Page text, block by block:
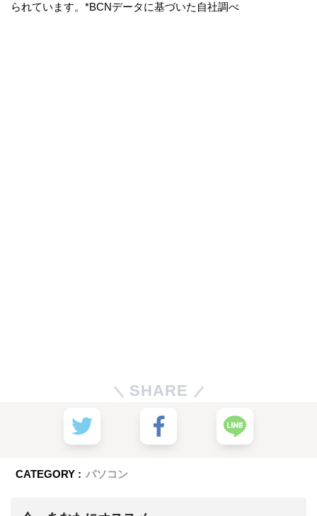
られています。*BCNデータに基づいた自社調べ
SHARE
CATEGORY : パソコン